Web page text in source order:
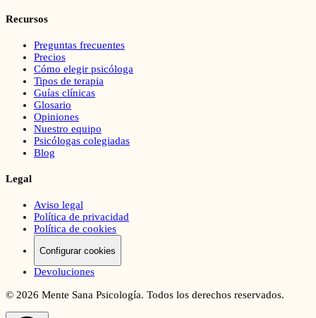
Recursos
Preguntas frecuentes
Precios
Cómo elegir psicóloga
Tipos de terapia
Guías clínicas
Glosario
Opiniones
Nuestro equipo
Psicólogas colegiadas
Blog
Legal
Aviso legal
Política de privacidad
Política de cookies
Configurar cookies
Devoluciones
© 2026 Mente Sana Psicología. Todos los derechos reservados.